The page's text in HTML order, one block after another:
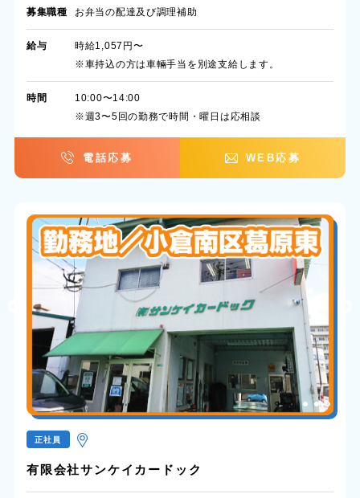
募集職種 お弁当の配達及び調理補助
給与
時給1,057円〜
※車持込の方は車輛手当を別途支給します。
時間
10:00〜14:00
※週3〜5回の勤務で時間・曜日は応相談
電話応募 WEB応募
正社員
有限会社サンケイカードック